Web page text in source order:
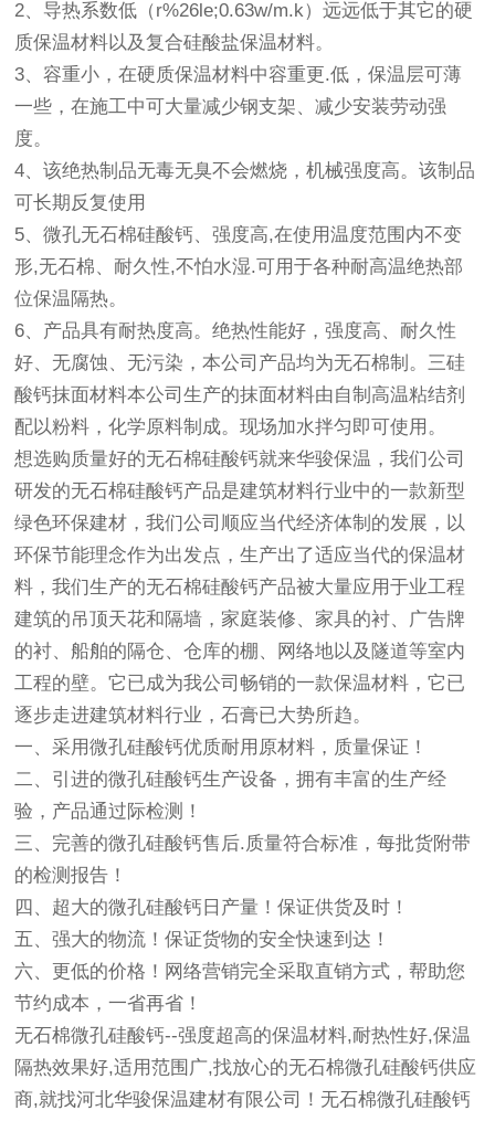
2、导热系数低（r%26le;0.63w/m.k）远远低于其它的硬
质保温材料以及复合硅酸盐保温材料。
3、容重小，在硬质保温材料中容重更.低，保温层可薄
一些，在施工中可大量减少钢支架、减少安装劳动强
度。
4、该绝热制品无毒无臭不会燃烧，机械强度高。该制品
可长期反复使用
5、微孔无石棉硅酸钙、强度高,在使用温度范围内不变
形,无石棉、耐久性,不怕水湿.可用于各种耐高温绝热部
位保温隔热。
6、产品具有耐热度高。绝热性能好，强度高、耐久性
好、无腐蚀、无污染，本公司产品均为无石棉制。三硅
酸钙抹面材料本公司生产的抹面材料由自制高温粘结剂
配以粉料，化学原料制成。现场加水拌匀即可使用。
想选购质量好的无石棉硅酸钙就来华骏保温，我们公司
研发的无石棉硅酸钙产品是建筑材料行业中的一款新型
绿色环保建材，我们公司顺应当代经济体制的发展，以
环保节能理念作为出发点，生产出了适应当代的保温材
料，我们生产的无石棉硅酸钙产品被大量应用于业工程
建筑的吊顶天花和隔墙，家庭装修、家具的衬、广告牌
的衬、船舶的隔仓、仓库的棚、网络地以及隧道等室内
工程的壁。它已成为我公司畅销的一款保温材料，它已
逐步走进建筑材料行业，石膏已大势所趋。
一、采用微孔硅酸钙优质耐用原材料，质量保证！
二、引进的微孔硅酸钙生产设备，拥有丰富的生产经
验，产品通过际检测！
三、完善的微孔硅酸钙售后.质量符合标准，每批货附带
的检测报告！
四、超大的微孔硅酸钙日产量！保证供货及时！
五、强大的物流！保证货物的安全快速到达！
六、更低的价格！网络营销完全采取直销方式，帮助您
节约成本，一省再省！
无石棉微孔硅酸钙--强度超高的保温材料,耐热性好,保温
隔热效果好,适用范围广,找放心的无石棉微孔硅酸钙供应
商,就找河北华骏保温建材有限公司！无石棉微孔硅酸钙